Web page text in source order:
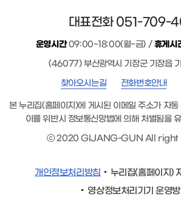
대표전화 051-709-
운영시간09:00~18:00(월~금) /휴게시
(46077) 부산광역시 기장군 기장읍
찾아오시는길
전화번호안내
본 누리집(홈페이지)에 게시된 이메일 주소가 자
이를 위반시 정보통신망법에 의해 처벌됨을
ⓒ 2020 GIJANG-GUN All right
개인정보처리방침
누리집(홈페이지)
영상정보처리기기 운영